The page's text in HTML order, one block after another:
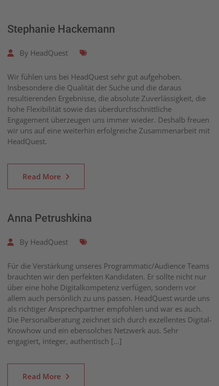
Stephanie Hackemann
By HeadQuest
Wir fühlen uns bei HeadQuest sehr gut aufgehoben.
Insbesondere die Qualität der Suche und die daraus
resultierenden Ergebnisse, die absolute Zuverlässigkeit, die
hohe Flexibilität sowie das überdurchschnittliche
Engagement überzeugen uns immer wieder. Deshalb freuen
wir uns auf eine weiterhin erfolgreiche Zusammenarbeit mit
HeadQuest.
Read More
Anna Petrushkina
By HeadQuest
Für die Verstärkung unseres Programmatic/Audience Teams
brauchten wir den perfekten Kandidaten. Er sollte nicht nur
über eine hohe Digitalkompetenz verfügen, sondern vor
allem auch persönlich zu uns passen. HeadQuest wurde uns
als richtiger Ansprechpartner empfohlen und war es auch.
Die Personalberatung zeichnet sich durch exzellentes Digital-
Knowhow und ein ebensolches Netzwerk aus. Sehr
engagiert, integer, authentisch […]
Read More